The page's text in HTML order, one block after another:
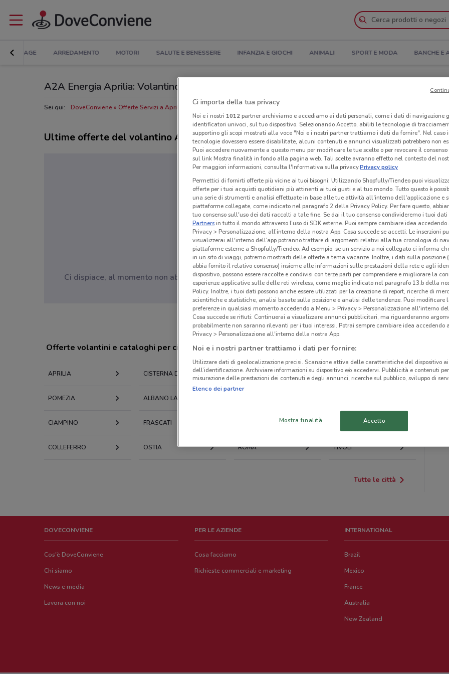
BRICOLAGE ARREDAMENTO MOTORI SALUTE E BENESSERE INFANZIA E GIOCHI ANIMALI SPORT E MODA BANCHE E
A2A Energia Aprilia: Volantino, Orari di apertura e Indirizzi
Sei qui: DoveConviene Offerte Servizi a Aprilia Negozi A2A Energia a Aprilia
Ultime offerte del volantino A2A Energia
Ci dispiace, al momento non abbiamo pubblicato volantini nella tua zona. Riprova più tardi.
Offerte volantini e cataloghi per città nelle vicinanze
APRILIA CISTERNA DI LATINA ARICCIA NETTUNO
POMEZIA ALBANO LAZIALE
CIAMPINO FRASCATI VALMONTONE
COLLEFERRO OSTIA ROMA TIVOLI
Tutte le città
DOVECONVIENE
Cos'è DoveConviene
Chi siamo
News e media
Lavora con noi
PER LE AZIENDE
Cosa facciamo
Richieste commerciali e marketing
INTERNATIONAL
Brazil
Mexico
France
Australia
New Zealand
Ci importa della tua privacy
Noi e i nostri 1012partner archiviamo e accediamo ai dati personali, come i dati di navigazione
identificatori univoci, sul tuo dispositivo. Selezionando Accetto, abiliti le tecnologie di
supportino gli scopi mostrati alla voce "Noi e i nostri partner trattiamo i dati da fornire". Nel caso
tecnologie dovessero essere disabilitate, alcuni contenuti e annunci visualizzati potrebbero non
Puoi accedere nuovamente a questo menu per modificare le tue scelte o per revocare il
sul link Mostra finalità in fondo alla pagina web. Tali scelte avranno effetto nel contesto del
Per maggiori informazioni, consulta l'Informativa sulla privacy.Privacy policy
Permettici di fornirti offerte più vicine ai tuoi bisogni: Utilizzando Shopfully/Tiendeo puoi
offerte per i tuoi acquisti quotidiani più attinenti ai tuoi gusti e al tuo mondo. Tutto questo è
una serie di strumenti e analisi effettuate in base alle tue attività all'interno dell'applicazione e
piattaforme collegate, come indicato nel paragrafo 2 della Privacy Policy. Per fare questo,
tuo consenso sull'uso dei dati raccolti a tale fine. Se dai il tuo consenso condivideremo i tuoi dati
Partnersin tutto il mondo attraverso l’uso di SDK esterne. Puoi sempre cambiare idea accedendo
Privacy > Personalizzazione, all’interno della nostra App. Cosa succede se accetti: Le inserzioni
visualizzerai all'interno dell’app potranno trattare di argomenti relativi alla tua cronologia di
piattaforme esterne a Shopfully/Tiendeo. Ad esempio, se un servizio a noi collegato ci informa
in un sito di viaggi, potremo mostrarti delle offerte a tema vacanze. Inoltre, i dati sulla posizione
abbia fornito il relativo consenso) insieme alle informazioni sulle prestazioni della rete e agli
dispositivo, possono essere raccolte e condivisi con terze parti per comprendere e migliorare la
esperienze applicative sulle delle reti wireless, come meglio indicato nel paragrafo 13.b della
Policy. Inoltre, i tuoi dati possono anche essere utilizzati per la creazione di report, ricerche di
scientifiche e statistiche, analisi basate sulla posizione e analisi delle tendenze. Puoi modificare
preferenze in qualsiasi momento accedendo a Menu > Privacy > Personalizzazione all'interno
Cosa succede se rifiuti: Continuerai a visualizzare annunci pubblicitari, ma riguarderanno
probabilmente non saranno rilevanti per i tuoi interessi. Potrai sempre cambiare idea accedendo
Privacy > Personalizzazione all'interno della nostra App.
Noi e i nostri partner trattiamo i dati per fornire:
Utilizzare dati di geolocalizzazione precisi. Scansione attiva delle caratteristiche del dispositivo
dell’identificazione. Archiviare informazioni su dispositivo e/o accedervi. Pubblicità e contenuti
misurazione delle prestazioni dei contenuti e degli annunci, ricerche sul pubblico, sviluppo di
Elenco dei partner
Mostra finalità Accetto